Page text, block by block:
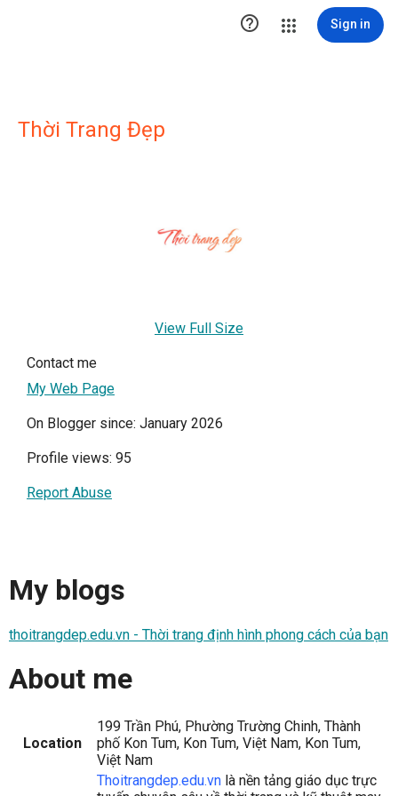
 Sign in
Thời Trang Đẹp
View Full Size
Contact me
My Web Page
On Blogger since: January 2026
Profile views: 95
Report Abuse
My blogs
thoitrangdep.edu.vn - Thời trang định hình phong cách của bạn
About me
Location
199 Trần Phú, Phường Trường Chinh, Thành
phố Kon Tum, Kon Tum, Việt Nam, Kon Tum,
Việt Nam
Thoitrangdep.edu.vn là nền tảng giáo dục trực